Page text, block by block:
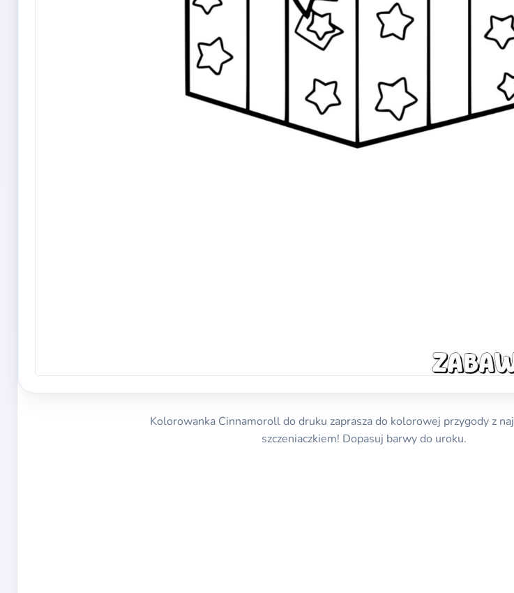
Kolorowanka Cinnamoroll do druku zaprasza do kolorowej przygody z
szczeniaczkiem! Dopasuj barwy do uroku.